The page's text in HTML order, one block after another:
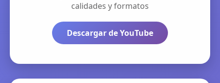
calidades y formatos
Descargar de YouTube